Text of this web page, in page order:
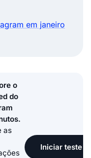
em janeiro
o
do
as
Iniciar teste